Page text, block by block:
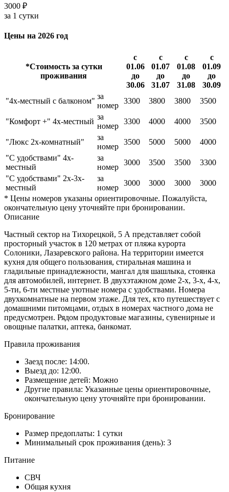
3000 ₽
за 1 сутки
Цены на 2026 год
*Стоимость за сутки
проживания
с
01.06
до
30.06
с
01.07
до
31.07
с
01.08
до
31.08
с
01.09
до
30.09
"4х-местный с балконом"
за
номер
3300 3800 3800 3500
"Комфорт +" 4х-местный
за
номер
3300 4000 4000 3500
"Люкс 2х-комнатный"
за
номер
3500 5000 5000
4000
"С удобствами" 4х-
местный
за
номер
3000 3500 3500
3300
"С удобствами" 2х-3х-
местный
за
номер
3000 3000 3000
3000
* Цены номеров указаны ориентировочные. Пожалуйста,
окончательную цену уточняйте при бронировании.
Описание
Частный сектор на Тихорецкой, 5 А представляет собой
просторный участок в 120 метрах от пляжа курорта
Солоники, Лазаревского района. На территории имеется
кухня для общего пользования, стиральная машина и
гладильные принадлежности, мангал для шашлыка, стоянка
для автомобилей, интернет. В двухэтажном доме 2-х, 3-х, 4-х,
5-ти, 6-ти местные уютные номера с удобствами. Номера
двухкомнатные на первом этаже. Для тех, кто путешествует с
домашними питомцами, отдых в номерах частного дома не
предусмотрен. Рядом продуктовые магазины, сувенирные и
овощные палатки, аптека, банкомат.
Правила проживания
Заезд после: 14:00.
Выезд до: 12:00.
Размещение детей: Можно
Другие правила: Указанные цены ориентировочные,
окончательную цену уточняйте при бронировании.
Бронирование
Размер предоплаты: 1 сутки
Минимальный срок проживания (день): 3
Питание
СВЧ
Общая кухня